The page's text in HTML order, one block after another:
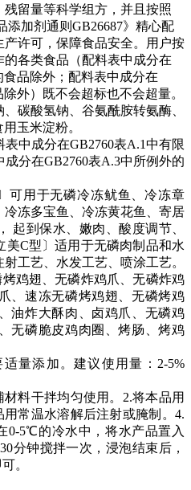
留量等科学组方，并且按照
添加剂通则GB26687》精心配
许可，保障食品安全。用户按
的各类食品（配料表中成分在
品除外；配料表中成分在
外）
既不会超标也不会超量。
碳酸氢钠、谷氨酰胺转氨酶、
用玉米淀粉。
中成分在GB2760表A.1中有限
分在GB2760表A.3中所例外的
可用于无磷冷冻鱿鱼、冷冻章
冻多宝鱼、冷冻黄花鱼、寄居
起到保水、嫩肉、酸度调节、
美C型〕适用于无磷肉制品和水
工艺、水发工艺、喷涂工艺。
烤鸡翅、无磷炸鸡爪、无磷炸鸡
、速冻无磷烤鸡翅、无磷烤鸡
油炸大酥肉、卤鸡爪、无磷鸡
无磷脆皮鸡肉圈、烤肠、烤鸡
量添加。建议使用量：2-5%
材料干拌均匀使用。2.将本品用
常温水溶解后注射或腌制。4.
0-5℃的冷水中，将水产品置入
分钟搅拌一次，浸泡结束后，
。